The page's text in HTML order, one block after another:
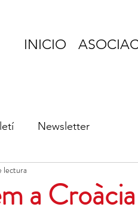
INICIO
Newsletter
a Croàcia
lectura